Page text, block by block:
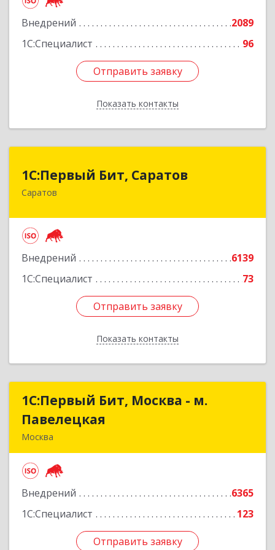
Внедрений
2089
1С:Специалист
96
Отправить заявку
Показать контакты
Отправить заявку
Назад
1С:Первый Бит, Саратов
Саратов
Внедрений
6139
1С:Специалист
73
Отправить заявку
Показать контакты
1С:Первый Бит, Саратов
Отправить заявку
Назад
1С:Первый Бит, Москва - м.
Павелецкая
Москва
Внедрений
6365
1С:Специалист
123
Отправить заявку
1С:Первый Бит, Москва - м.
Подробнее
Отправить заявку